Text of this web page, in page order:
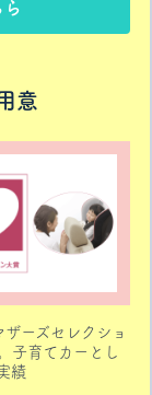
意
ーズセレクショ
子育てカーとし
績